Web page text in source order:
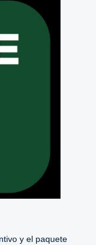
y el paquete